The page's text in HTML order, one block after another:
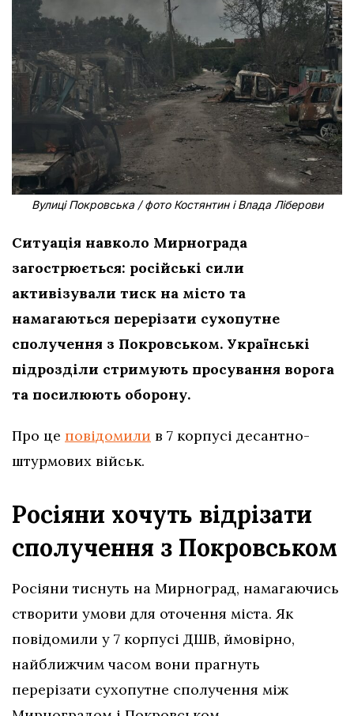
Вулиці Покровська / фото Костянтин і Влада Ліберови
Ситуація навколо Мирнограда
загострюється: російські сили
активізували тиск на місто та
намагаються перерізати сухопутне
сполучення з Покровськом. Українські
підрозділи стримують просування ворога
та посилюють оборону.
Про це повідомили в 7 корпусі десантно-
штурмових військ.
Росіяни хочуть відрізати
сполучення з Покровськом
Росіяни тиснуть на Мирноград, намагаючись
створити умови для оточення міста. Як
повідомили у 7 корпусі ДШВ, ймовірно,
найближчим часом вони прагнуть
перерізати сухопутне сполучення між